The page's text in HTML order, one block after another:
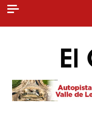
Skip
content